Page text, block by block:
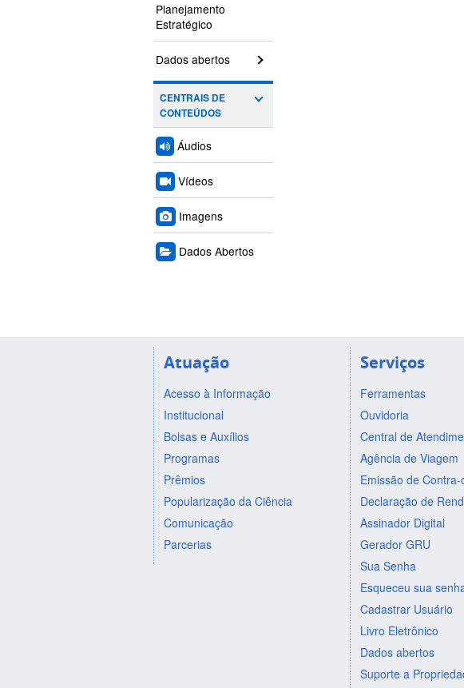
Planejamento
Estratégico
Dados abertos
CENTRAIS DE
CONTEÚDOS
Áudios
Vídeos
Imagens
Dados Abertos
Atuação
Acesso à Informação
Institucional
Bolsas e Auxílios
Programas
Prêmios
Popularização da Ciência
Comunicação
Parcerias
Serviços
Ferramentas
Ouvidoria
Central de
Agência de Viagem
Emissão de
Declaração de
Assinador Digital
Gerador GRU
Sua Senha
Esqueceu sua
Cadastrar Usuário
Livro Eletrônico
Dados abertos
Suporte a